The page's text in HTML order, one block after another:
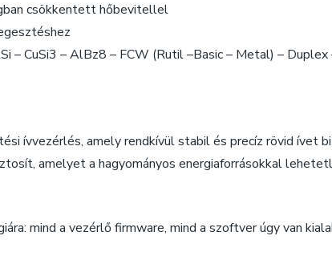
csökkentett hőbevitellel
– CuSi3 – AlBz8 – FCW (Rutil –Basic – Metal) –
ívvezérlés, amely rendkívül stabil és precíz rövid ívet
amelyet a hagyományos energiaforrásokkal
mind a vezérlő firmware, mind a szoftver úgy van